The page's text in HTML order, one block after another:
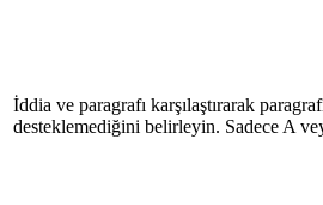
İddia ve paragrafı karşılaştırarak
desteklemediğini belirleyin. Sadece A